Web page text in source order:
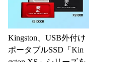
Kingston、USB外付け
ポータブルSSD「Kin